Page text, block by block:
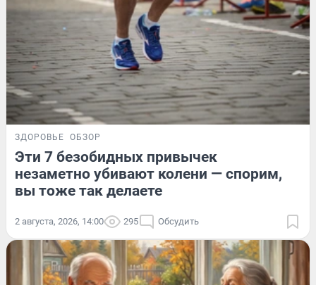
ЗДОРОВЬЕ ОБЗОР
Эти 7 безобидных привычек
незаметно убивают колени — спорим,
вы тоже так делаете
2 августа, 2026, 14:00 295 Обсудить